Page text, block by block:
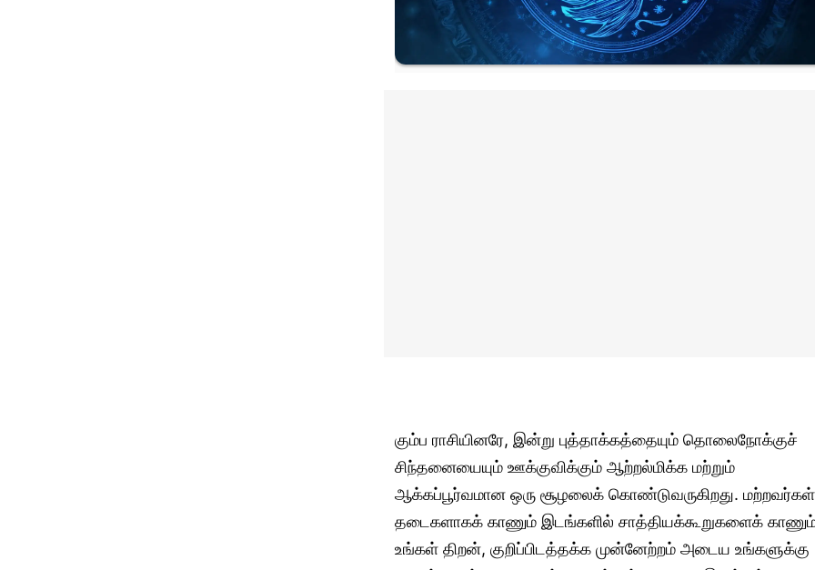
கும்ப ராசியினரே, இன்று புத்தாக்கத்தையும் தொலைநோக்குச்
சிந்தனையையும் ஊக்குவிக்கும் ஆற்றல்மிக்க மற்றும்
ஆக்கப்பூர்வமான ஒரு சூழலைக் கொண்டுவருகிறது. மற்றவர்கள்
தடைகளாகக் காணும் இடங்களில் சாத்தியக்கூறுகளைக்
உங்கள் திறன், குறிப்பிடத்தக்க முன்னேற்றம் அடைய உங்களுக்கு